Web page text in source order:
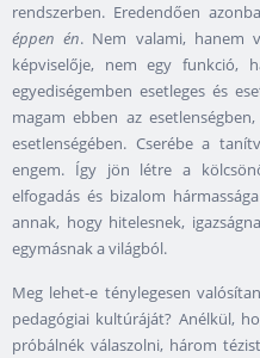
rendszerben. Eredendően
éppen én. Nem valami, hanem
képviselője, nem egy funkció,
egyediségemben esetleges és
magam ebben az
esetlenségében. Cserébe a
engem. Így jön létre a
elfogadás és bizalom
annak, hogy hitelesnek,
egymásnak a világból.
Meg lehet-e ténylegesen
pedagógiai kultúráját? Anélkül,
próbálnék válaszolni, három